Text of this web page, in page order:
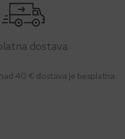
dostava
40 € dostava je besplatna.